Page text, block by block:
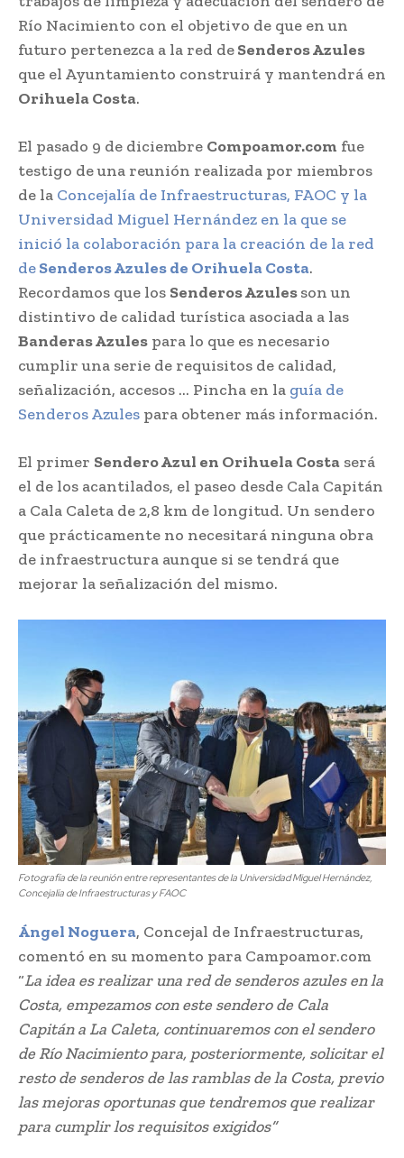
Río Nacimiento con el objetivo de que en un
futuro pertenezca a la red deSenderos Azules
que el Ayuntamiento construirá y mantendrá en
Orihuela Costa.
El pasado 9 de diciembre Compoamor.com fue
testigo de una reunión realizada por miembros
de la Concejalía de Infraestructuras, FAOC y la
Universidad Miguel Hernández en la que se
inició la colaboración para la creación de la red
deSenderos Azules de Orihuela Costa.
Recordamos que los Senderos Azulesson un
distintivo de calidad turística asociada a las
Banderas Azules para lo que es necesario
cumplir una serie de requisitos de calidad,
señalización, accesos … Pincha en la guía de
Senderos Azules para obtener más información.
El primer Sendero Azul en Orihuela Costa será
el de los acantilados, el paseo desde Cala Capitán
a Cala Caleta de 2,8 km de longitud. Un sendero
que prácticamente no necesitará ninguna obra
de infraestructura aunque si se tendrá que
mejorar la señalización del mismo.
Fotografía de la reunión entre representantes de la Universidad Miguel Hernández,
Concejalía de Infraestructuras y FAOC
Ángel Noguera, Concejal de Infraestructuras,
comentó en su momento para Campoamor.com
“La idea es realizar una red de senderos azules en la
Costa, empezamos con este sendero de Cala
Capitán a La Caleta, continuaremos con el sendero
de Río Nacimiento para, posteriormente, solicitar el
resto de senderos de las ramblas de la Costa, previo
las mejoras oportunas que tendremos que realizar
para cumplir los requisitos exigidos”